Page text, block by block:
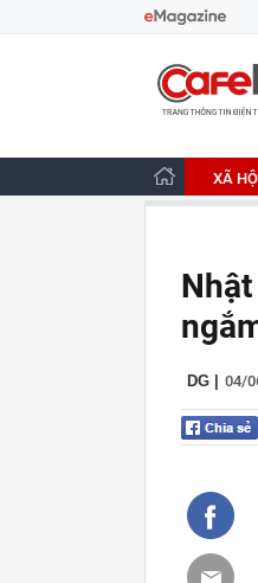
CafeBiz -
XÃ
DG 04/